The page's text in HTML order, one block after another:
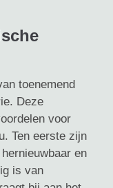
toenemend
Deze
voor
Ten eerste zijn
en
is van